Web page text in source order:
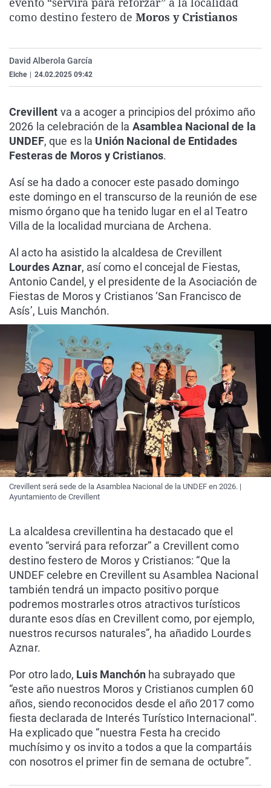
La rosa de los vientos
Como el perro y el
Caso
Equipo de
Extremadura
La Rioja
Virales
Elecciones
como destino festero de Moros y Cristianos
David Alberola García
Elche 24.02.2025 09:42
Crevillent va a acoger a principios del próximo año
2026 la celebración de la Asamblea Nacional de la
UNDEF, que es la Unión Nacional de Entidades
Festeras de Moros y Cristianos.
Así se ha dado a conocer este pasado domingo
este domingo en el transcurso de la reunión de ese
mismo órgano que ha tenido lugar en el al Teatro
Villa de la localidad murciana de Archena.
Al acto ha asistido la alcaldesa de Crevillent
Lourdes Aznar, así como el concejal de Fiestas,
Antonio Candel, y el presidente de la Asociación de
Fiestas de Moros y Cristianos ‘San Francisco de
Asís’, Luis Manchón.
Crevillent será sede de la Asamblea Nacional de la UNDEF en 2026. |
Ayuntamiento de Crevillent
La alcaldesa crevillentina ha destacado que el
evento “servirá para reforzar” a Crevillent como
destino festero de Moros y Cristianos: “Que la
UNDEF celebre en Crevillent su Asamblea Nacional
también tendrá un impacto positivo porque
podremos mostrarles otros atractivos turísticos
durante esos días en Crevillent como, por ejemplo,
nuestros recursos naturales”, ha añadido Lourdes
Aznar.
Por otro lado, Luis Manchón ha subrayado que
“este año nuestros Moros y Cristianos cumplen 60
años, siendo reconocidos desde el año 2017 como
fiesta declarada de Interés Turístico Internacional”.
Ha explicado que “nuestra Festa ha crecido
muchísimo y os invito a todos a que la compartáis
con nosotros el primer fin de semana de octubre”.